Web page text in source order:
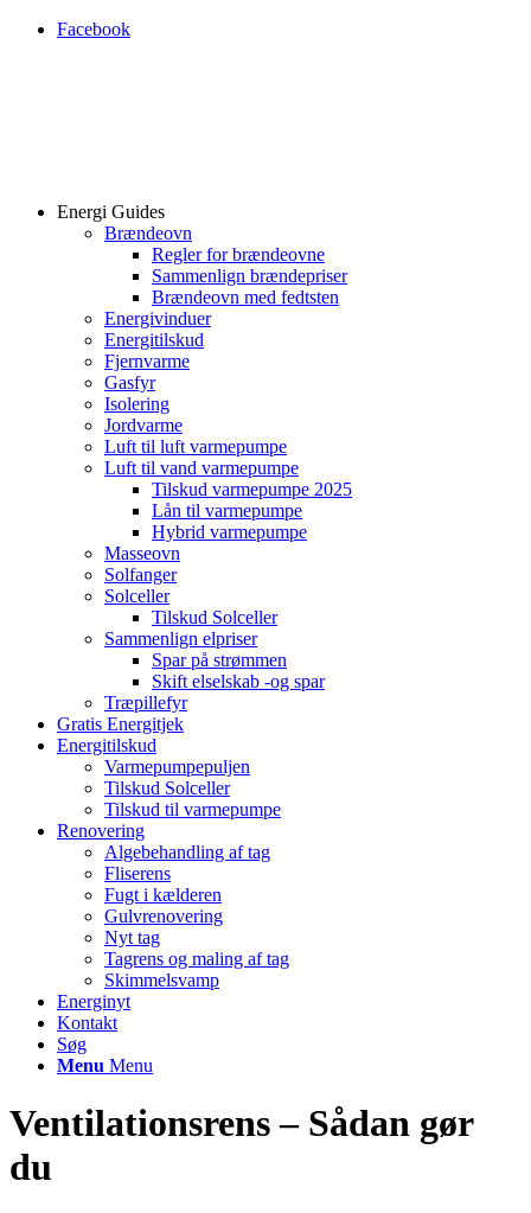
Facebook
Energi Guides
Brændeovn
Regler for brændeovne
Sammenlign brændepriser
Brændeovn med fedtsten
Energivinduer
Energitilskud
Fjernvarme
Gasfyr
Isolering
Jordvarme
Luft til luft varmepumpe
Luft til vand varmepumpe
Tilskud varmepumpe 2025
Lån til varmepumpe
Hybrid varmepumpe
Masseovn
Solfanger
Solceller
Tilskud Solceller
Sammenlign elpriser
Spar på strømmen
Skift elselskab -og spar
Træpillefyr
Gratis Energitjek
Energitilskud
Varmepumpepuljen
Tilskud Solceller
Tilskud til varmepumpe
Renovering
Algebehandling af tag
Fliserens
Fugt i kælderen
Gulvrenovering
Nyt tag
Tagrens og maling af tag
Skimmelsvamp
Energinyt
Kontakt
Søg
Menu Menu
Ventilationsrens – Sådan gør
du